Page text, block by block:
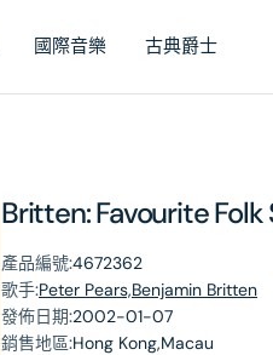
國際音樂 古典爵士
Britten: Favourite
產品編號:4672362
歌手:Peter Pears,Benjamin Britten
發佈日期:2002-01-07
銷售地區:Hong Kong,Macau